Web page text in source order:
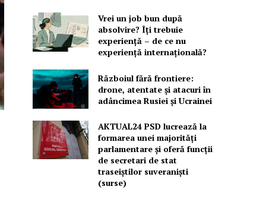
Vrei un job bun după
absolvire? Îți trebuie
experiență – de ce nu
experiență internațională?
Războiul fără frontiere:
drone, atentate și atacuri în
adâncimea Rusiei și Ucrainei
AKTUAL24 PSD lucrează la
formarea unei majorităţi
parlamentare și oferă funcții
de secretari de stat
traseiștilor suveraniști
(surse)